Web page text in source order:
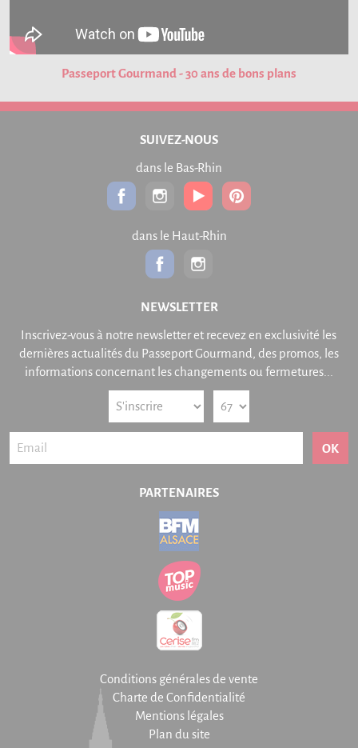
Passeport Gourmand - 30 ans de bons plans
SUIVEZ-NOUS
dans le Bas-Rhin
dans le Haut-Rhin
NEWSLETTER
Inscrivez-vous à notre newsletter et recevez en exclusivité les
dernières actualités du Passeport Gourmand, des promos, les
informations concernant les changements ou fermetures...
OK
PARTENAIRES
Conditions générales de vente
Charte de Confidentialité
Mentions légales
Plan du site